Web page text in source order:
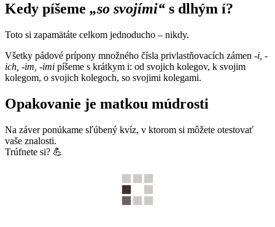
Kedy píšeme „so svojími“ s dlhým í?
Toto si zapamätáte celkom jednoducho – nikdy.
Všetky pádové prípony množného čísla privlastňovacích zámen -i, -
ich, -im, -imi píšeme s krátkym i: od svojich kolegov, k svojim
kolegom, o svojich kolegoch, so svojimi kolegami.
Opakovanie je matkou múdrosti
Na záver ponúkame sľúbený kvíz, v ktorom si môžete otestovať
vaše znalosti.
Trúfnete si? 💪